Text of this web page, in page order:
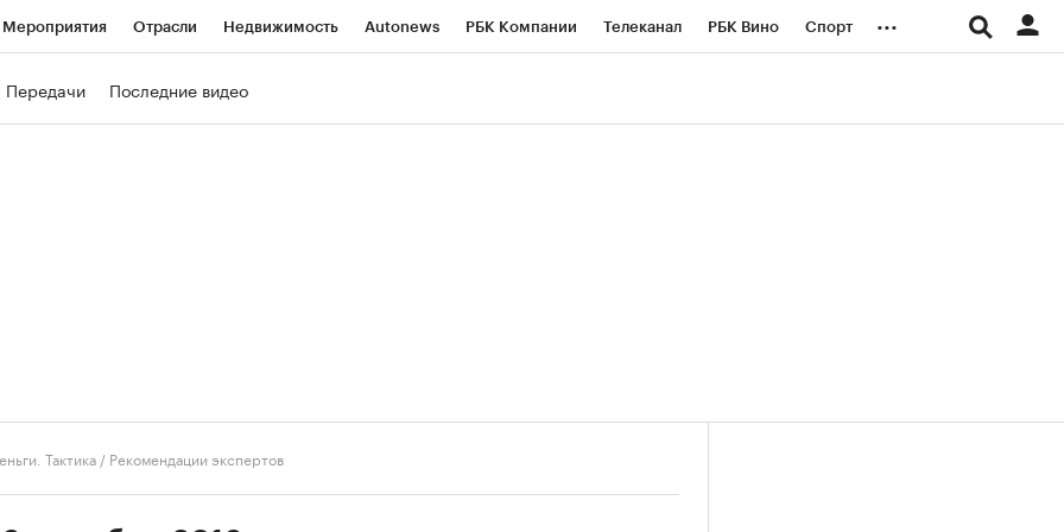
Мероприятия Отрасли Недвижимость Autonews РБК Компании Телеканал РБК Вино Спорт ...
Передачи Последние видео
Тактика / Рекомендации экспертов